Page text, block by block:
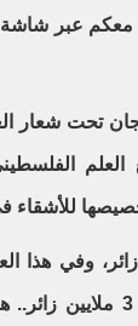
معكم عبر شاشة
تحت شعار
وفي هذا
مليوني زائر، ومدينة العلمين بشكلها